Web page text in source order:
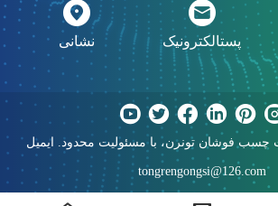
نشانی پستالکترونیک
فوشان تونرن، با مسئولیت محدود. ایمیل:
tongrengongsi@126.com